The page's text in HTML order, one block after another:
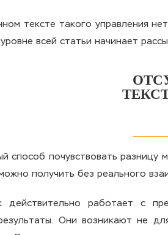
тексте такого управления
всей статьи начинает
способ почувствовать разницу
получить без реального
действительно работает с
Они возникают не